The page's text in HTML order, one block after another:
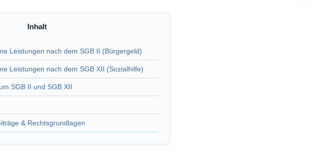
Leistungen nach dem SGB II (Bürgergeld)
Leistungen nach dem SGB XII (Sozialhilfe)
SGB II und SGB XII
& Rechtsgrundlagen